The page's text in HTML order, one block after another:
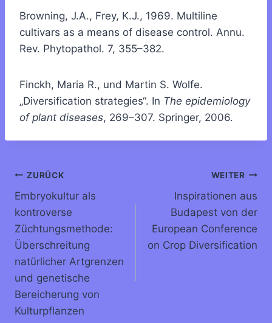
Browning, J.A., Frey, K.J., 1969. Multiline
cultivars as a means of disease control. Annu.
Rev. Phytopathol. 7, 355–382.
Finckh, Maria R., und Martin S. Wolfe.
„Diversification strategies“. In The epidemiology
of plant diseases, 269–307. Springer, 2006.
Beitragsnavigation
ZURÜCK
Embryokultur als
kontroverse
Züchtungsmethode:
Überschreitung
natürlicher Artgrenzen
und genetische
Bereicherung von
Kulturpflanzen
WEITER
Inspirationen aus
Budapest von der
European Conference
on Crop Diversification